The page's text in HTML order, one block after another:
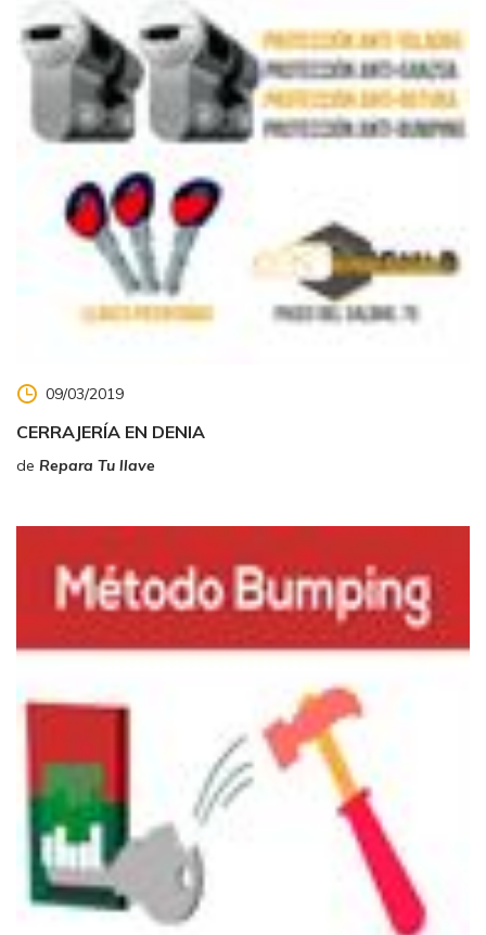
09/03/2019
CERRAJERÍA EN DENIA
de Repara Tu llave